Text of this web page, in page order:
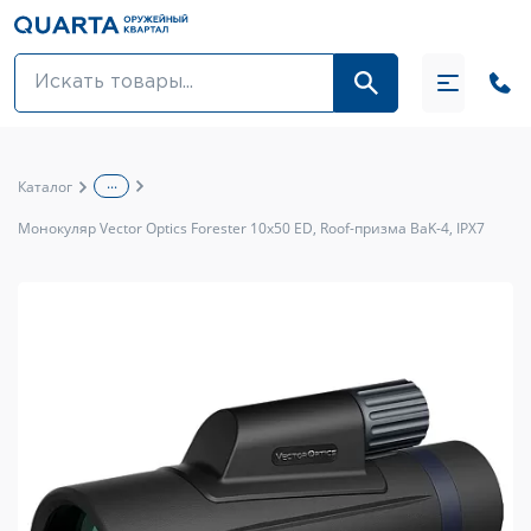
Оптовикам
Тюнинг оружия и ЗИП
Обувь
Каталог ...
Монокуляр Vector Optics Forester 10x50 ED, Roof-призма BaK-4, IPX7